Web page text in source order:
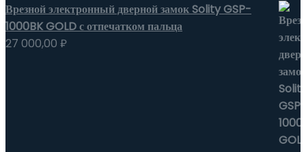
Врезной электронный дверной замок Solity GSP-
1000BK GOLD с отпечатком пальца
27 000,00 ₽